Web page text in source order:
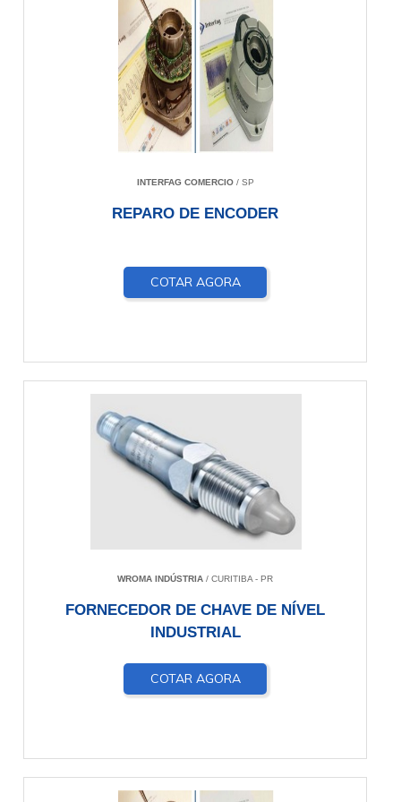
INTERFAG COMERCIO/ SP
REPARO DE ENCODER
COTAR AGORA
WROMA INDÚSTRIA / CURITIBA - PR
FORNECEDOR DE CHAVE DE NÍVEL
INDUSTRIAL
COTAR AGORA